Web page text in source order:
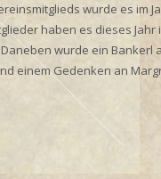
wurde es im
haben es dieses Jahr
wurde ein Bankerl
einem Gedenken an